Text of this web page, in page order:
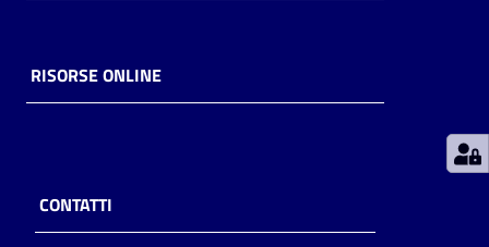
Decentrate
RISORSE ONLINE
CONTATTI